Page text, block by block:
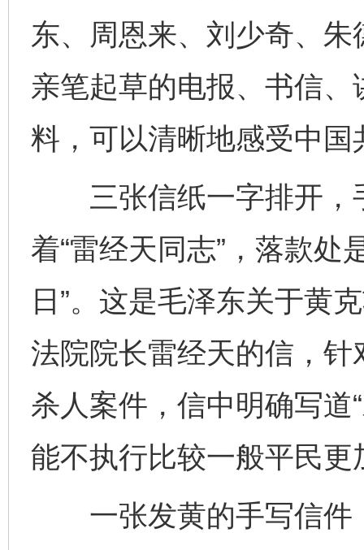
东、周恩来、刘少奇、
亲笔起草的电报、书信
料，可以清晰地感受中
三张信纸一字排开，
着“雷经天同志”，落款处
日”。这是毛泽东关于黄
法院院长雷经天的信，
杀人案件，信中明确写
能不执行比较一般平民更
一张发黄的手写信件